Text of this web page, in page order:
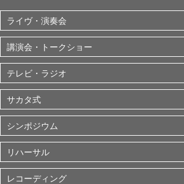
ライヴ・演奏会
講演会・トークショー
テレビ・ラジオ
サカタ式
シンポジウム
リハーサル
レコーディング